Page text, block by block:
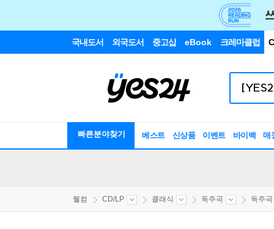
국내도서 외국도서 중고샵 eBook 크레마클럽
빠른분야찾기 베스트 신상품 이벤트 바이백 매
웰컴 CD/LP 클래식 독주곡 독주